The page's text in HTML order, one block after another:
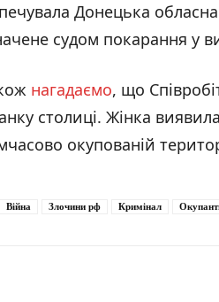
Донецька
судом покарання у
нагадаємо, що
столиці. Жінка
окупованій
Війна Злочини рф Кримінал